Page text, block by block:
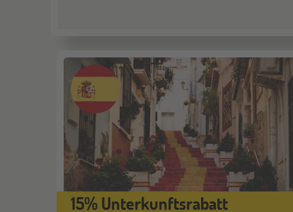
15% Unterkunftsrabatt